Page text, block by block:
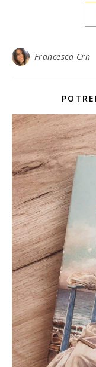
Francesca Crn